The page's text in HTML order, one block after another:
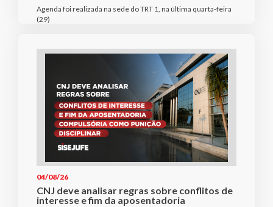
Agenda foi realizada na sede do TRT 1, na última quarta-feira
(29)
04/08/26
CNJ deve analisar regras sobre conflitos de
interesse e fim da aposentadoria